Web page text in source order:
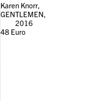
Karen Knorr,
GENTLEMEN,
2016
48Euro